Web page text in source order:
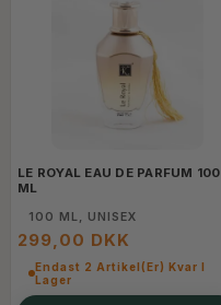
LE ROYAL EAU DE PARFUM 100
ML
100 ML, UNISEX
299,00 DKK
Endast 2 Artikel(er) Kvar I
Lager